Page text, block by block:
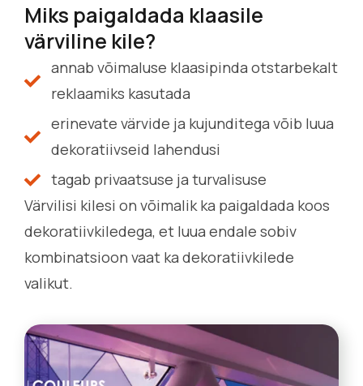
Miks paigaldada klaasile
värviline kile?
annab võimaluse klaasipinda otstarbekalt
reklaamiks kasutada
erinevate värvide ja kujunditega võib luua
dekoratiivseid lahendusi
tagab privaatsuse ja turvalisuse
Värvilisi kilesi on võimalik ka paigaldada koos
dekoratiivkiledega, et luua endale sobiv
kombinatsioon vaat ka dekoratiivkilede
valikut.